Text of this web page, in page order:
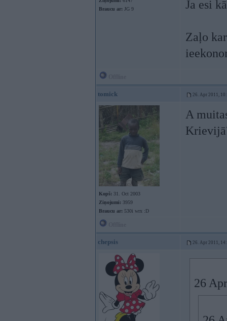
Braucu ar: JG 9
Ja esi
Zaļo
tomick 26. Apr 2011,
Kopš: 31. Oct 2003
Ziņojumi: 3959
Braucu ar: 530i wrx :D
A
chepsis 26. Apr 2011,
26